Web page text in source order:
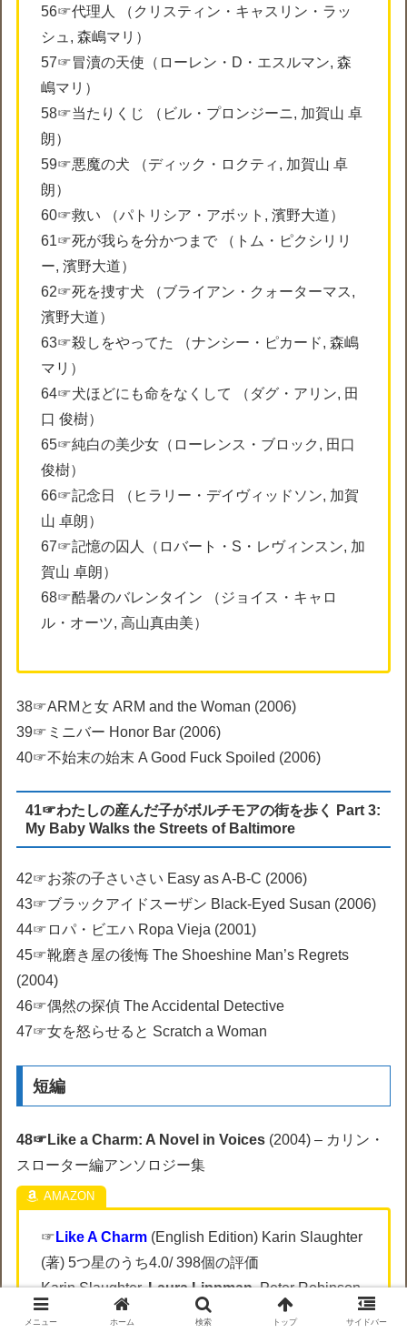
56☞代理人 （クリスティン・キャスリン・ラッ
シュ, 森嶋マリ）
57☞冒瀆の天使（ローレン・D・エスルマン, 森
嶋マリ）
58☞当たりくじ （ビル・プロンジーニ, 加賀山 卓
朗）
59☞悪魔の犬 （ディック・ロクティ, 加賀山 卓
朗）
60☞救い （パトリシア・アボット, 濱野大道）
61☞死が我らを分かつまで （トム・ピクシリリ
ー, 濱野大道）
62☞死を捜す犬 （ブライアン・クォーターマス,
濱野大道）
63☞殺しをやってた （ナンシー・ピカード, 森嶋
マリ）
64☞犬ほどにも命をなくして （ダグ・アリン, 田
口 俊樹）
65☞純白の美少女（ローレンス・ブロック, 田口
俊樹）
66☞記念日 （ヒラリー・デイヴィッドソン, 加賀
山 卓朗）
67☞記憶の囚人（ロバート・S・レヴィンスン, 加
賀山 卓朗）
68☞酷暑のバレンタイン （ジョイス・キャロ
ル・オーツ, 高山真由美）
38☞ARMと女 ARM and the Woman (2006)
39☞ミニバー Honor Bar (2006)
40☞不始末の始末 A Good Fuck Spoiled (2006)
41☞わたしの産んだ子がボルチモアの街を歩く Part 3:
My Baby Walks the Streets of Baltimore
42☞お茶の子さいさい Easy as A-B-C (2006)
43☞ブラックアイドスーザン Black-Eyed Susan (2006)
44☞ロパ・ビエハ Ropa Vieja (2001)
45☞靴磨き屋の後悔 The Shoeshine Man’s Regrets
(2004)
46☞偶然の探偵 The Accidental Detective
47☞女を怒らせると Scratch a Woman
短編
48☞Like a Charm: A Novel in Voices (2004) – カリン・
スローター編アンソロジー集
☞ Like A Charm (English Edition) Karin Slaughter
(著) 5つ星のうち4.0/ 398個の評価
Karin Slaughter,Laura Lippman, Peter Robinson,
Mark Billingham, Denise Mina, Lynda La Plante,
メニュー ホーム 検索 トップ サイドバー